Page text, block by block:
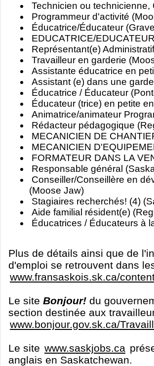
Technicien ou technicienne,
Programmeur d'activité
Éducatrice/Éducateur
EDUCATRICE/
Représentant(e)
Travailleur en garderie
Assistante éducatrice en
Assistant (e) dans une
Éducatrice / Éducateur
Éducateur (trice) en petite
Animatrice/animateur
Rédacteur pédagogique
MECANICIEN DE
MECANICIEN
FORMATEUR DANS LA
Responsable général
Conseiller/Conseillère en
(Moose Jaw)
Stagiaires recherchés! (4)
Aide familial résident(e)
Éducatrices / Éducateurs à
Plus de détails ainsi que de
d'emploi se retrouvent dans
www.fransaskois.sk.ca/
Le site Bonjour! du
section destinée aux
www.bonjour.gov.sk.ca/
Le site www.saskjobs.ca
anglais en Saskatchewan.